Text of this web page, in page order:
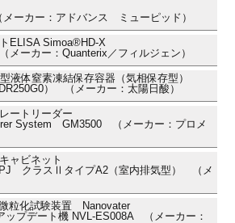
ーカー：アドバンス ミューピッド）
ELISA Simoa®HD-X
ーカー：Quanterix／フィルジェン）
液体窒素凍結保存容器（気相保存型）
） （メーカー：太陽日酸）
ートリーダー
System GM3500 （メーカー：プロメ
ャビネット
PJ クラスⅡタイプA2（室内排気型） （メ
粒化試験装置 Nanovater
ップデート機 NVL-ES008A （メーカー：